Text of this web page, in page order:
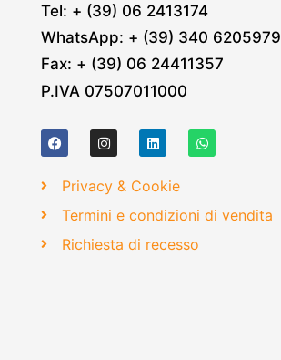
Tel: + (39) 06 2413174
WhatsApp: + (39) 340 6205979
Fax: + (39) 06 24411357
P.IVA 07507011000
Privacy & Cookie
Termini e condizioni di vendita
Richiesta di recesso